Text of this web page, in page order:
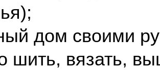
дом своими
шить, вязать,